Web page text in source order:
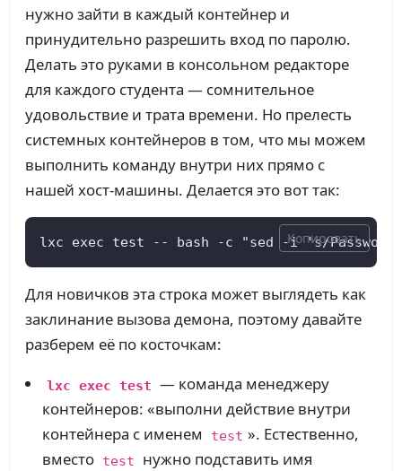
нужно зайти в каждый контейнер и
принудительно разрешить вход по паролю.
Делать это руками в консольном редакторе
для каждого студента — сомнительное
удовольствие и трата времени. Но прелесть
системных контейнеров в том, что мы можем
выполнить команду внутри них прямо с
нашей хост-машины. Делается это вот так:
lxc exec test -- bash -c "sed -i 's/Копировать
Для новичков эта строка может выглядеть как
заклинание вызова демона, поэтому давайте
разберем её по косточкам:
lxc exec test — команда менеджеру
контейнеров: «выполни действие внутри
контейнера с именем
test ». Естественно,
вместо test
нужно подставить имя